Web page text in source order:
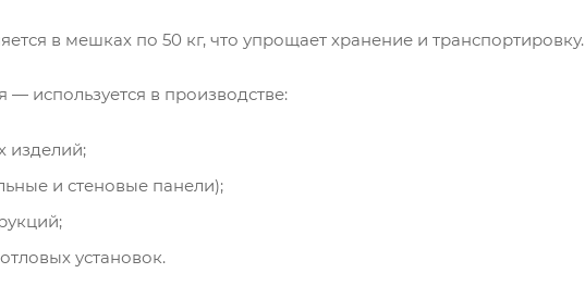
в мешках по 50 кг, что упрощает хранение и транспортировку.
используется в производстве:
изделий;
и стеновые панели);
установок.